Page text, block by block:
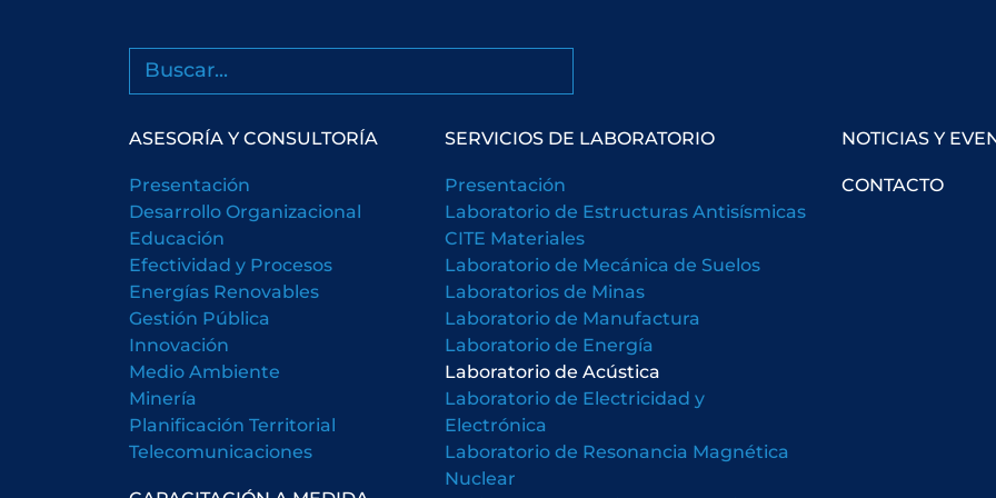
Buscar
ASESORÍA Y CONSULTORÍA
Presentación
Desarrollo Organizacional
Educación
Efectividad y Procesos
Energías Renovables
Gestión Pública
Innovación
Medio Ambiente
Minería
Planificación Territorial
Telecomunicaciones
SERVICIOS DE LABORATORIO
Presentación
Laboratorio de Estructuras Antisísmicas
CITE Materiales
Laboratorio de Mecánica de Suelos
Laboratorios de Minas
Laboratorio de Manufactura
Laboratorio de Energía
Laboratorio de Acústica
Laboratorio de Electricidad y
Electrónica
Laboratorio de Resonancia Magnética
Nuclear
NOTICIAS Y
CONTACTO